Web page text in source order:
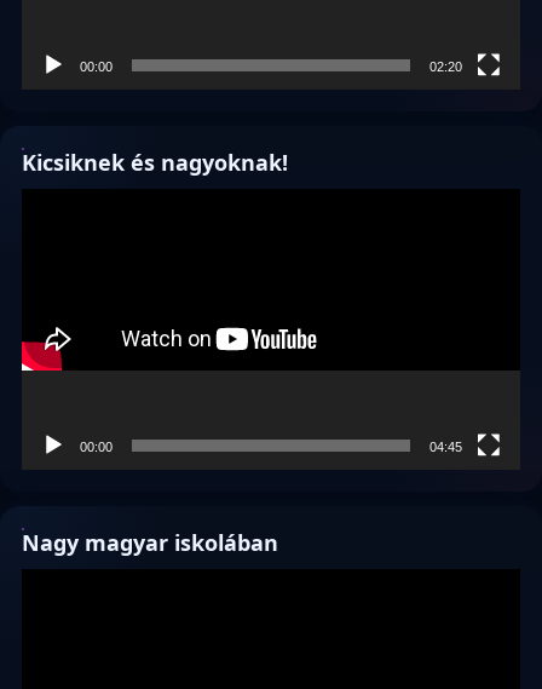
00:00 02:20
Kicsiknek és nagyoknak!
00:00 04:45
Nagy magyar iskolában